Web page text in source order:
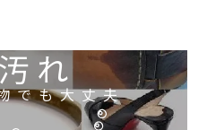
汚れ
でも大丈夫